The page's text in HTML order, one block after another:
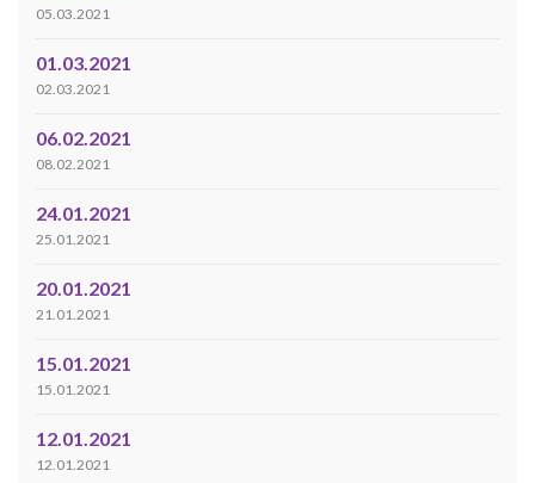
05.03.2021
01.03.2021
02.03.2021
06.02.2021
08.02.2021
24.01.2021
25.01.2021
20.01.2021
21.01.2021
15.01.2021
15.01.2021
12.01.2021
12.01.2021